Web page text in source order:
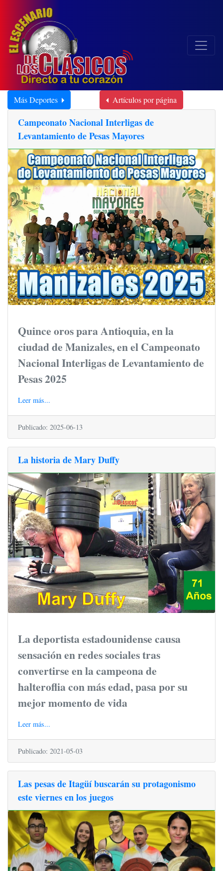
Más Deportes Artículos por página
Campeonato Nacional Interligas de
Levantamiento de Pesas Mayores
Quince oros para Antioquia, en la
ciudad de Manizales, en el Campeonato
Nacional Interligas de Levantamiento de
Pesas 2025
Leer más...
Publicado: 2025-06-13
La historia de Mary Duffy
La deportista estadounidense causa
sensación en redes sociales tras
convertirse en la campeona de
halteroflia con más edad, pasa por su
mejor momento de vida
Leer más...
Publicado: 2021-05-03
Las pesas de Itagüí buscarán su protagonismo
este viernes en los juegos